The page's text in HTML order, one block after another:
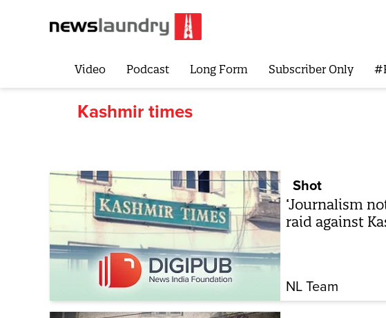
Video Podcast Long Form Subscriber Only
Kashmir times
Shot
‘Journalism
raid against
NL Team